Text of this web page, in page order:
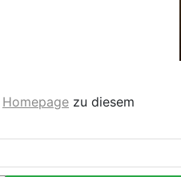
Homepage zu diesem